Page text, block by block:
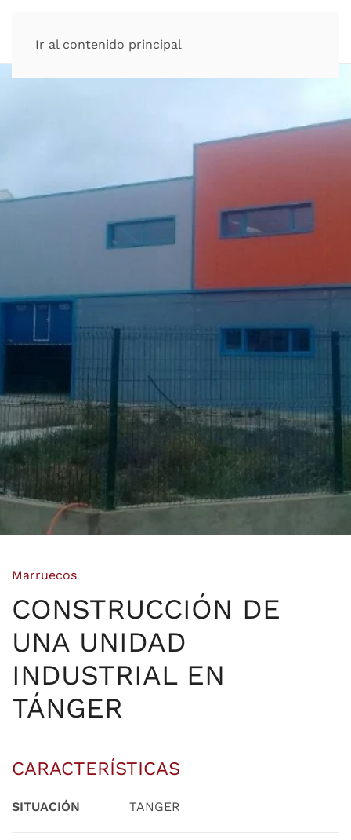
Ir al contenido principal
Marruecos
CONSTRUCCIÓN DE
UNA UNIDAD
INDUSTRIAL EN
TÁNGER
CARACTERÍSTICAS
SITUACIÓN TANGER